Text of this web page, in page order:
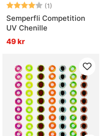
Betyg: (1)
Semperfli Competition
UV Chenille
49 kr